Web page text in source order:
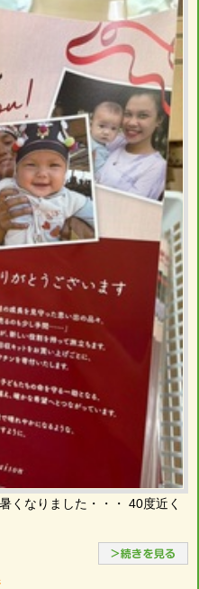
くなりました・・・ 40度近く